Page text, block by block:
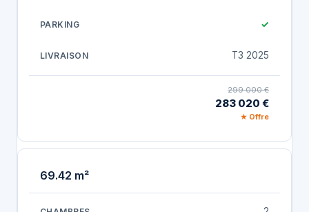
✓
T3 2025
299 000 €
283 020 €
★ Offre
69.42 m²